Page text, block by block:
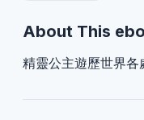
About This
精靈公主遊歷世界各